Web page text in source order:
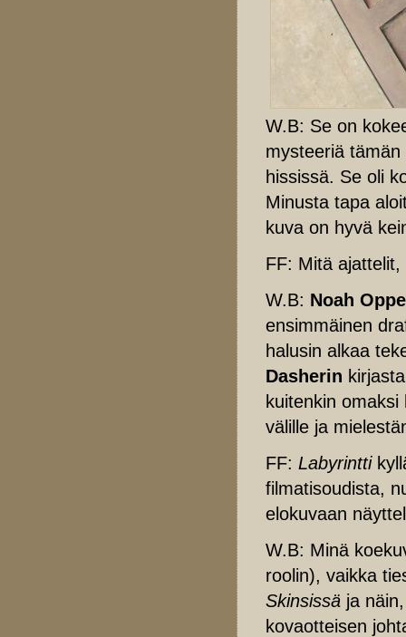
W.B: Se on
mysteeriä
hississä. Se oli
Minusta tapa
kuva on hyvä
FF: Mitä
W.B: Noah
ensimmäinen
halusin alkaa
Dasherin
kuitenkin
välille ja
FF: Labyrintti
filmatisoudista,
elokuvaan
W.B: Minä
roolin), vaikka
Skinsissä ja
kovaotteisen